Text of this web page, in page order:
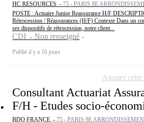
HC RESOURCES - 75 - PARIS 8E
POSTE : Actuaire Junior Reassurance H/F
Rétrocession / Réassurances (H/F) Contexte Dans un
ses dispositifs de rétrocession, notre client...
CDI - Non renseigné
Publié il y a 16 jours
Consultant Actuariat
F/H - Etudes socio-
BDO FRANCE - 75 - PARIS 9E
Ajouter cette